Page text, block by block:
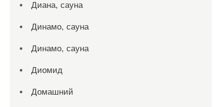
Диана, сауна
Динамо, сауна
Динамо, сауна
Диомид
Домашний